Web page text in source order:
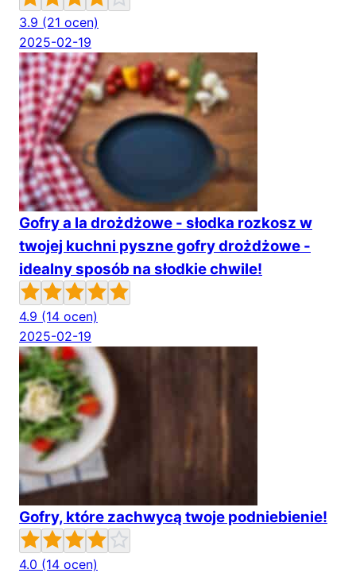
3.9 (21 ocen)
2025-02-19
Gofry a la drożdżowe - słodka rozkosz w
twojej kuchni pyszne gofry drożdżowe -
idealny sposób na słodkie chwile!
4.9 (14 ocen)
2025-02-19
Gofry, które zachwycą twoje podniebienie!
4.0 (14 ocen)